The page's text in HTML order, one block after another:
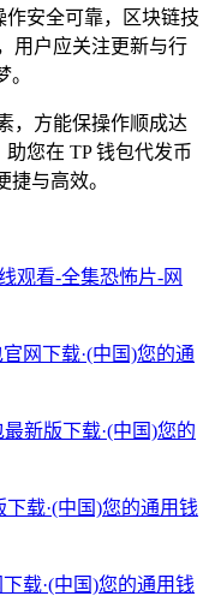
安全可靠，区块链技
用户应关注更新与行
，方能保操作顺成达
您在 TP 钱包代发币
与高效。
观看-全集恐怖片-网
网下载·(中国)您的通
新版下载·(中国)您的
下载·(中国)您的通用钱
载·(中国)您的通用钱